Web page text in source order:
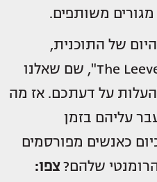
משותפים.
של התוכנית,
שהתקיים במלון הדירות "The Leeve", שם שאלנו
על דעתכם. אז מה
עליהם בזמן
כאנשים מפורסמים
שלהם?צפו: